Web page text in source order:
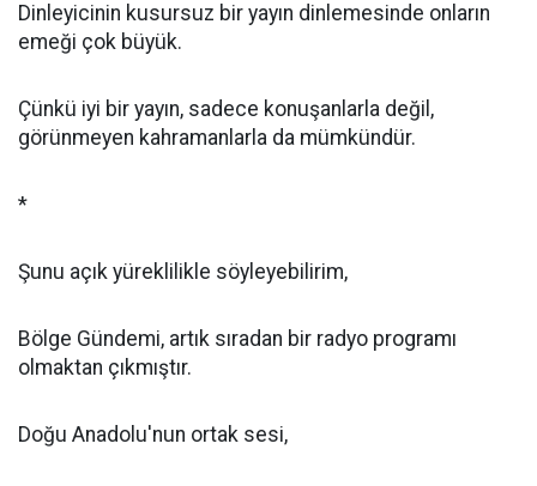
Dinleyicinin kusursuz bir yayın dinlemesinde onların
emeği çok büyük.
Çünkü iyi bir yayın, sadece konuşanlarla değil,
görünmeyen kahramanlarla da mümkündür.
*
Şunu açık yüreklilikle söyleyebilirim,
Bölge Gündemi, artık sıradan bir radyo programı
olmaktan çıkmıştır.
Doğu Anadolu'nun ortak sesi,